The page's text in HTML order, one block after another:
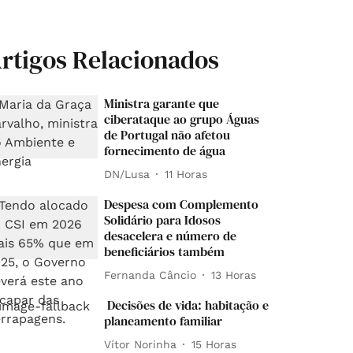
Relacionados
Ministra garante que
ciberataque ao grupo Águas
de Portugal não afetou
fornecimento de água
DN/Lusa 11 Horas
Despesa com Complemento
Solidário para Idosos
desacelera e número de
beneficiários também
Fernanda Câncio 13 Horas
Decisões de vida: habitação e
planeamento familiar
Vítor Norinha 15 Horas